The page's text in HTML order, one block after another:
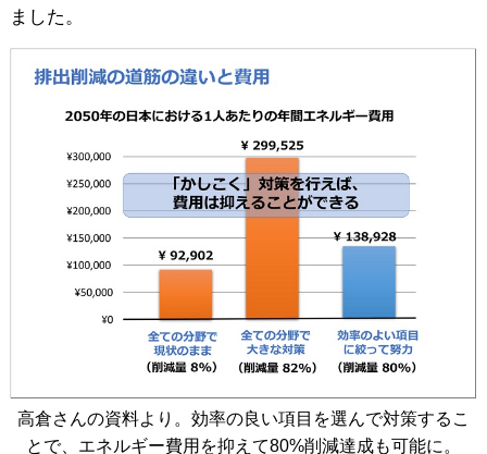
ました。
高倉さんの資料より。効率の良い項目を選んで対策するこ
とで、エネルギー費用を抑えて80%削減達成も可能に。